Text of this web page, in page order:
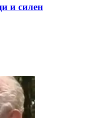
и силен